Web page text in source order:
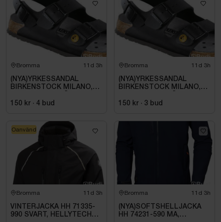
Bromma 11d 3h
(NYA)YRKESSANDAL
BIRKENSTOCK MILANO,
SVART. STL 42
150 kr · 4 bud
Bromma 11d 3h
(NYA)YRKESSANDAL
BIRKENSTOCK MILANO,
SVART. STL 42
150 kr · 3 bud
Bromma 11d 3h
VINTERJACKA HH 71335-
990 SVART, HELLYTECH
Oanvänd
Bromma 11d 3h
(NYA)SOFTSHELLJACKA
HH 74231-590 MA,